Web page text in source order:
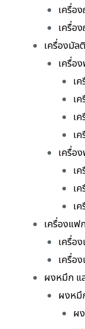
เครื่อ
เครื่อ
เครื่องมั
เครื่อ
เ
เ
เ
เ
เครื่อ
เ
เ
เ
เครื่องแฟ
เครื่อ
เครื่อ
ผงหมึก แ
ผงหมึ
ผ